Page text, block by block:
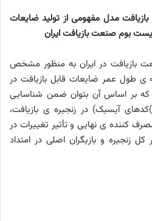
بازیافت مدل مفهومی از تولید ضایعات
بومصنعتبازیافتایران
بازیافت در ایران به منظور مشخص
طول عمر ضایعات قابل بازیافت در
بر اساس آن بتوان ضمن شناسایی
آیسیک) در زنجیره ی بازیافت،
کننده ی نهایی و تأثیر تغییرات در
زنجیره و بازیگران اصلی در امتداد